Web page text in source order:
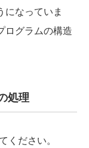
になっていま
ログラムの構造
処理
ださい。